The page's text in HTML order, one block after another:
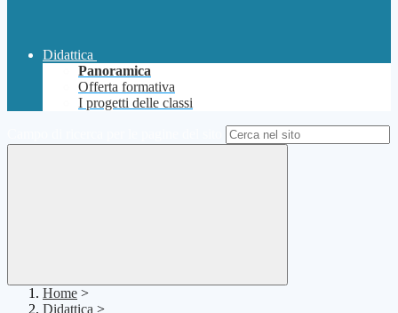
Didattica
Panoramica
Offerta formativa
I progetti delle classi
Home >
Didattica >